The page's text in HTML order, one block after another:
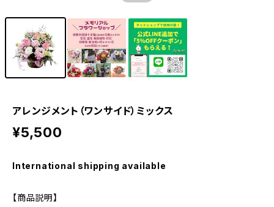
アレンジメント（ワンサイド）ミックス
¥5,500
International shipping available
【商品説明】